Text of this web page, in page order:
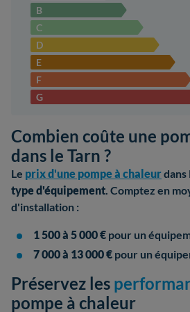
B
C
D
E
F
G
Combien coûte une
dans le Tarn ?
Le prix d'une pompe à chaleurdans
type d'équipement. Comptez en
d'installation :
1 500 à 5 000 € pour un
7 000 à 13 000 € pour un
Préservez les
pompe à chaleur